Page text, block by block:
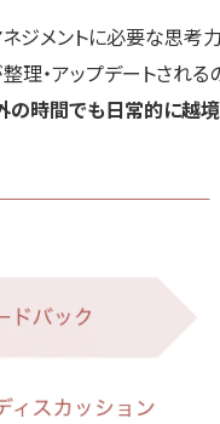
ジメントに必要な思
・アップデートされる
の時間でも日常的に越